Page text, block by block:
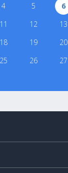
4 5 6
11 12 13
18 19 20
25 26 27